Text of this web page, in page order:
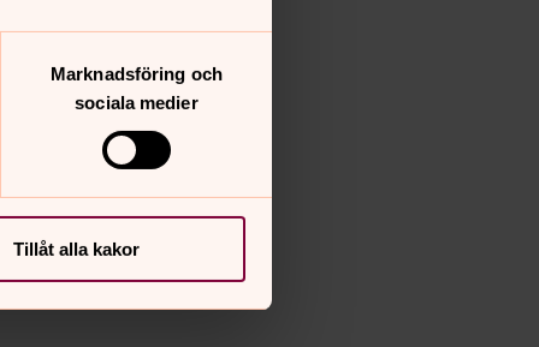
Marknadsföring och
sociala medier
Tillåt alla kakor